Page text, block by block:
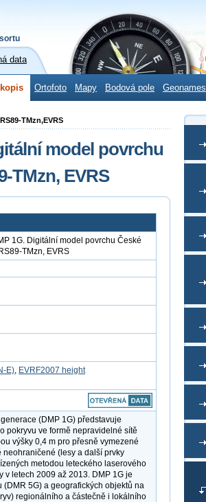
data
Ortofoto Mapy Bodová pole Geonames
TMzn,EVRS
model povrchu
TMzn, EVRS
1G. Digitální model povrchu České
TMzn, EVRS
E), EVRF2007 height
(DMP 1G) představuje
pokryvu ve formě nepravidelné sítě
výšky 0,4 m pro přesně vymezené
neohraničené (lesy a další prvky
metodou leteckého laserového
letech 2009 až 2013. DMP 1G je
5G) a geografických objektů na
regionálního a částečně i lokálního